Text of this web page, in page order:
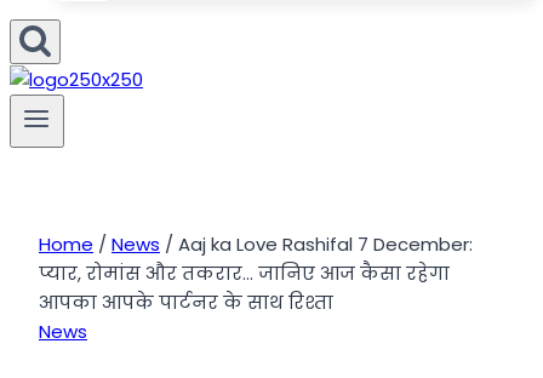
Home / News / Aaj ka Love Rashifal 7 December:
प्यार, रोमांस और तकरार… जानिए आज कैसा रहेगा
आपका आपके पार्टनर के साथ रिश्ता
News